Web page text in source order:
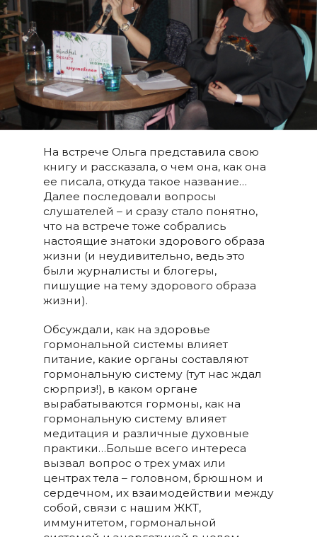
На встрече Ольга представила свою
книгу и рассказала, о чем она, как она
ее писала, откуда такое название…
Далее последовали вопросы
слушателей – и сразу стало понятно,
что на встрече тоже собрались
настоящие знатоки здорового образа
жизни (и неудивительно, ведь это
были журналисты и блогеры,
пишущие на тему здорового образа
жизни).
Обсуждали, как на здоровье
гормональной системы влияет
питание, какие органы составляют
гормональную систему (тут нас ждал
сюрприз!), в каком органе
вырабатываются гормоны, как на
гормональную систему влияет
медитация и различные духовные
практики…Больше всего интереса
вызвал вопрос о трех умах или
центрах тела – головном, брюшном и
сердечном, их взаимодействии между
собой, связи с нашим ЖКТ,
иммунитетом, гормональной